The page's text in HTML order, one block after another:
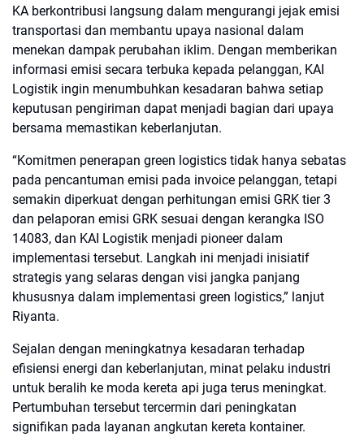
KA berkontribusi langsung dalam mengurangi jejak emisi
transportasi dan membantu upaya nasional dalam
menekan dampak perubahan iklim. Dengan memberikan
informasi emisi secara terbuka kepada pelanggan, KAI
Logistik ingin menumbuhkan kesadaran bahwa setiap
keputusan pengiriman dapat menjadi bagian dari upaya
bersama memastikan keberlanjutan.
“Komitmen penerapan green logistics tidak hanya sebatas
pada pencantuman emisi pada invoice pelanggan, tetapi
semakin diperkuat dengan perhitungan emisi GRK tier 3
dan pelaporan emisi GRK sesuai dengan kerangka ISO
14083, dan KAI Logistik menjadi pioneer dalam
implementasi tersebut. Langkah ini menjadi inisiatif
strategis yang selaras dengan visi jangka panjang
khususnya dalam implementasi green logistics,” lanjut
Riyanta.
Sejalan dengan meningkatnya kesadaran terhadap
efisiensi energi dan keberlanjutan, minat pelaku industri
untuk beralih ke moda kereta api juga terus meningkat.
Pertumbuhan tersebut tercermin dari peningkatan
signifikan pada layanan angkutan kereta kontainer.